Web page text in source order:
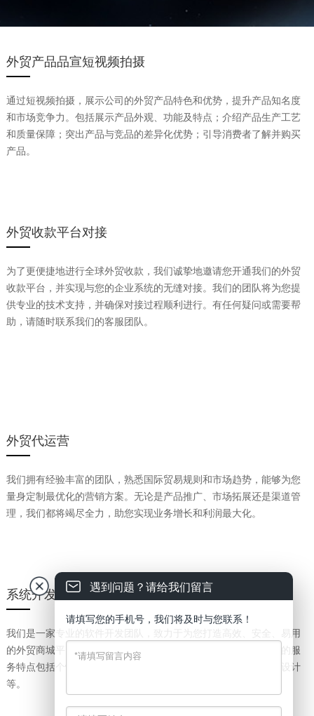
外贸产品品宣短视频拍摄
通过短视频拍摄，展示公司的外贸产品特色和优势，提升产品知名度
和市场竞争力。包括展示产品外观、功能及特点；介绍产品生产工艺
和质量保障；突出产品与竞品的差异化优势；引导消费者了解并购买
产品。
外贸收款平台对接
为了更便捷地进行全球外贸收款，我们诚挚地邀请您开通我们的外贸
收款平台，并实现与您的企业系统的无缝对接。我们的团队将为您提
供专业的技术支持，并确保对接过程顺利进行。有任何疑问或需要帮
助，请随时联系我们的客服团队。
外贸代运营
我们拥有经验丰富的团队，熟悉国际贸易规则和市场趋势，能够为您
量身定制最优化的营销方案。无论是产品推广、市场拓展还是渠道管
理，我们都将竭尽全力，助您实现业务增长和利润最大化。
系统开发
我们是一家专业的软件开发团队，致力于为您打造高效、安全、易用
的外贸商城平台，助力您拓展国际市场，提升业务竞争力。我们的服
务特点包括个性化定制、多语言支持、安全可靠、移动端响应式设计
等。
遇到问题？请给我们留言
请填写您的手机号，我们将及时与您联系！